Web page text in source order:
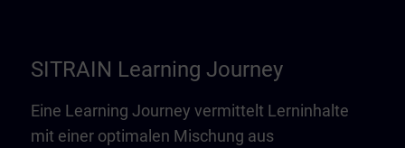
SITRAIN Learning Journey
Eine Learning Journey vermittelt Lerninhalte
mit einer optimalen Mischung aus